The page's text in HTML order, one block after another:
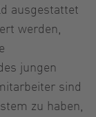
ausgestattet
werden,
jungen
sind
zu haben,